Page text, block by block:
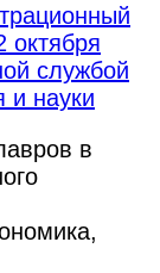
октября
службой
и науки
в